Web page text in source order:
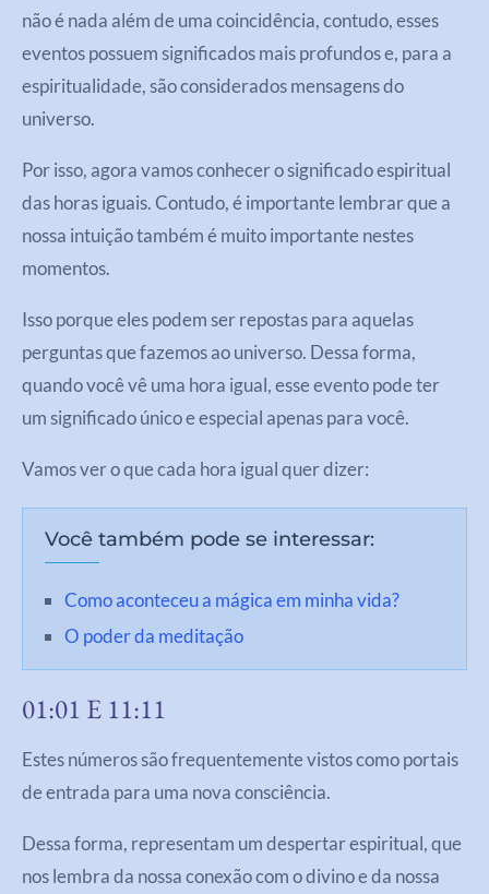
não é nada além de uma coincidência, contudo, esses
eventos possuem significados mais profundos e, para a
espiritualidade, são considerados mensagens do
universo.
Por isso, agora vamos conhecer o significado espiritual
das horas iguais. Contudo, é importante lembrar que a
nossa intuição também é muito importante nestes
momentos.
Isso porque eles podem ser repostas para aquelas
perguntas que fazemos ao universo. Dessa forma,
quando você vê uma hora igual, esse evento pode ter
um significado único e especial apenas para você.
Vamos ver o que cada hora igual quer dizer:
Você também pode se interessar:
Como aconteceu a mágica em minha vida?
O poder da meditação
01:01 E 11:11
Estes números são frequentemente vistos como portais
de entrada para uma nova consciência.
Dessa forma, representam um despertar espiritual, que
nos lembra da nossa conexão com o divino e da nossa